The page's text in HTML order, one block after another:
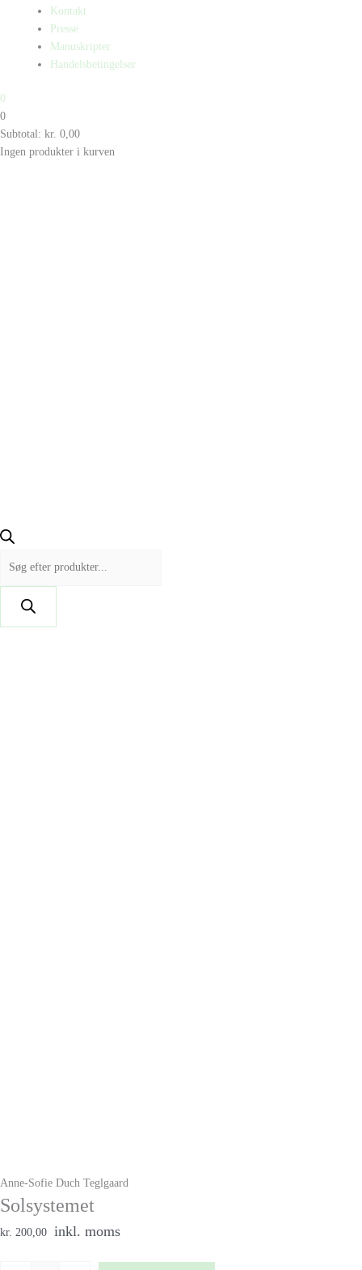
Kontakt
Presse
Manuskripter
Handelsbetingelser
0
0
Subtotal: kr. 0,00
Ingen produkter i kurven
Anne-Sofie Duch Teglgaard
Solsystemet
kr. 200,00 inkl. moms